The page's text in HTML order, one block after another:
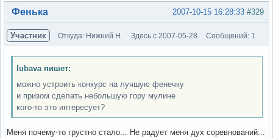
Вне форума #329
2007-10-15 16:28:33
Фенька
Участник Откуда: Нижний Н. Здесь с 2007-05-28 Сообщений: 1
lubava пишет:
можно устроить конкурс на лучшую фенечку
и призом сделать небольшую гору мулине
кого-то это интересует?
Меня почему-то грустно стало... Не радует меня дух соревнований...